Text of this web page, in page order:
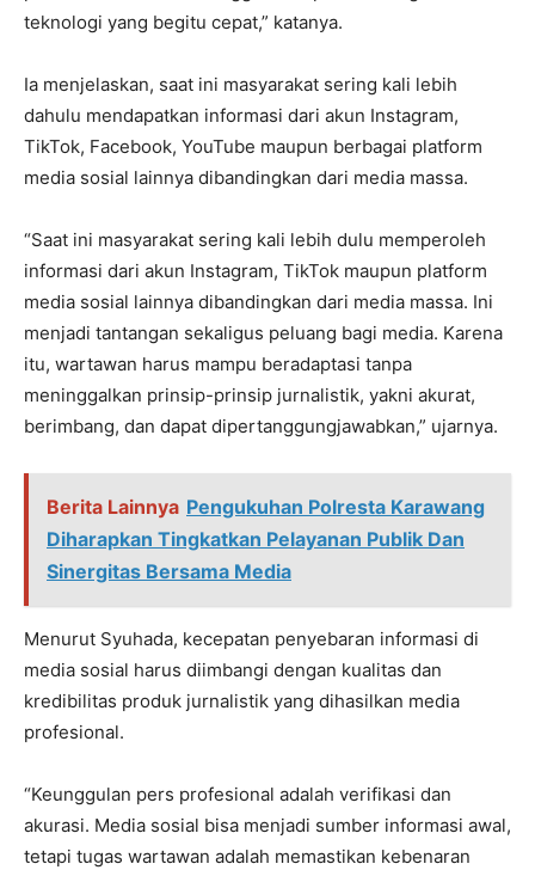
teknologi yang begitu cepat,” katanya.
Ia menjelaskan, saat ini masyarakat sering kali lebih
dahulu mendapatkan informasi dari akun Instagram,
TikTok, Facebook, YouTube maupun berbagai platform
media sosial lainnya dibandingkan dari media massa.
“Saat ini masyarakat sering kali lebih dulu memperoleh
informasi dari akun Instagram, TikTok maupun platform
media sosial lainnya dibandingkan dari media massa. Ini
menjadi tantangan sekaligus peluang bagi media. Karena
itu, wartawan harus mampu beradaptasi tanpa
meninggalkan prinsip-prinsip jurnalistik, yakni akurat,
berimbang, dan dapat dipertanggungjawabkan,” ujarnya.
Berita Lainnya Pengukuhan Polresta Karawang
Diharapkan Tingkatkan Pelayanan Publik Dan
Sinergitas Bersama Media
Menurut Syuhada, kecepatan penyebaran informasi di
media sosial harus diimbangi dengan kualitas dan
kredibilitas produk jurnalistik yang dihasilkan media
profesional.
“Keunggulan pers profesional adalah verifikasi dan
akurasi. Media sosial bisa menjadi sumber informasi awal,
tetapi tugas wartawan adalah memastikan kebenaran